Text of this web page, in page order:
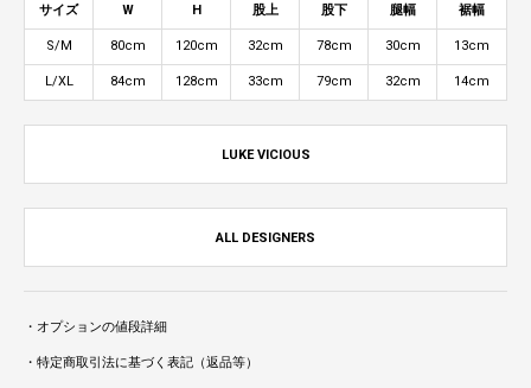
サイズ W H 股上 股下 腿幅 裾幅
S/M 80cm 120cm 32cm 78cm 30cm 13cm
L/XL 84cm 128cm 33cm 79cm 32cm 14cm
LUKE VICIOUS
ALL DESIGNERS
・オプションの値段詳細
・特定商取引法に基づく表記（返品等）